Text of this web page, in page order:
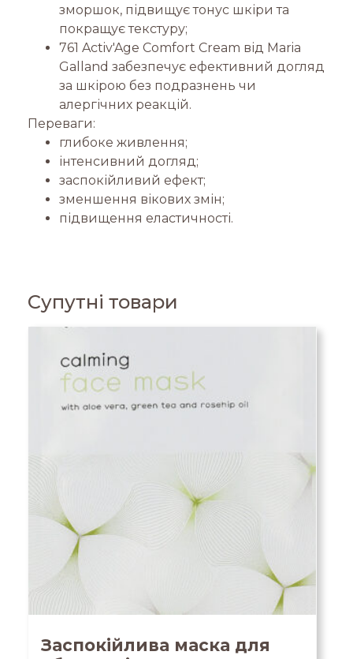
зморшок, підвищує тонус шкіри та
покращує текстуру;
761 Activ'Age Comfort Cream від Maria
Galland забезпечує ефективний догляд
за шкірою без подразнень чи
алергічних реакцій.
Переваги:
глибоке живлення;
інтенсивний догляд;
заспокійливий ефект;
зменшення вікових змін;
підвищення еластичності.
Супутні товари
Заспокійлива маска для